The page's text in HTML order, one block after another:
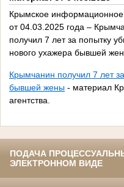
Крымское информационное
от 04.03.2025 года –
получил 7 лет за попытку
нового ухажера бывшей
Крымчанин получил 7 лет
бывшей жены - материал
агентства.
ПОДАЧА
ЭЛЕКТРОННОМ ВИДЕ